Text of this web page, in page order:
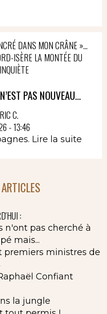
DANS MON CRÂNE »…
ISÈRE LA MONTÉE DU
PAS NOUVEAU...
C.
- 13:46
Lire la suite
:
n'ont pas cherché à
mais...
premiers ministres de
Confiant
la jungle